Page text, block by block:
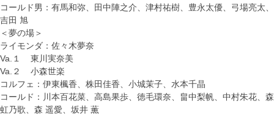
コールド男：有馬和弥、田中陣之介、津村祐樹、豊永太優、弓場亮太、
吉田 旭
＜夢の場＞
ライモンダ：佐々木夢奈
Va.１ 東川実奈美
Va.２ 小森世楽
コルフェ：伊東楓香、株田佳香、小城茉子、水本千晶
コールド：川本百花菜、高島果歩、徳毛環奈、畠中梨帆、中村朱花、森
虹乃歌、森 遥愛、坂井 薫